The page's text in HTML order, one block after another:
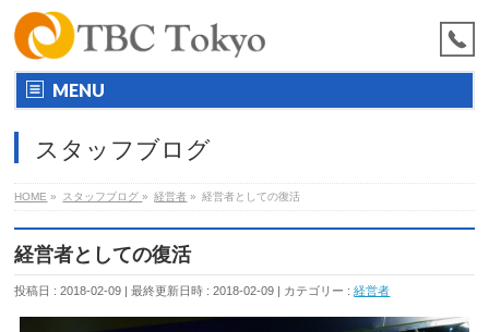
MENU
スタッフブログ
HOME » スタッフブログ» 経営者 » 経営者としての復活
経営者としての復活
投稿日 : 2018-02-09 最終更新日時 : 2018-02-09 カテゴリー :経営者